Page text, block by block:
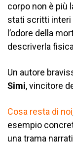
corpo non è più
stati scritti interi
l’odore della
descriverla
Un autore
Simi, vincitore
Cosa resta di noi
esempio
una trama